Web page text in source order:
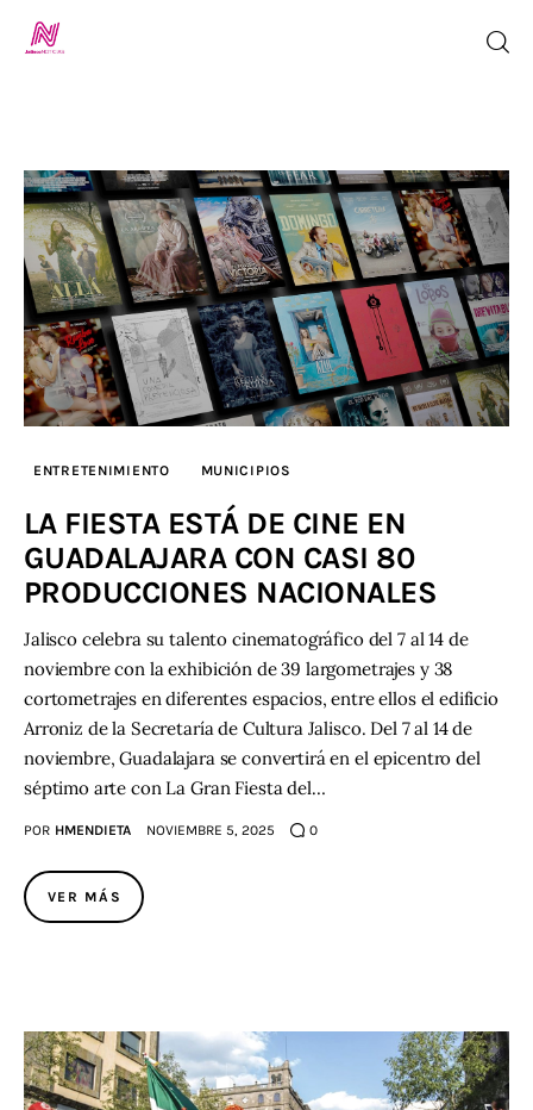
Inicio
TV en Vivo
Jalisco Noticias
Programación
Jalisco TV
Jalisco RADIO / En Vivo
Nosotros
Contacto
ENTRETENIMIENTO MUNICIPIOS
LA FIESTA ESTÁ DE CINE EN
GUADALAJARA CON CASI 80
PRODUCCIONES NACIONALES
Jalisco celebra su talento cinematográfico del 7 al 14 de
noviembre con la exhibición de 39 largometrajes y 38
cortometrajes en diferentes espacios, entre ellos el edificio
Arroniz de la Secretaría de Cultura Jalisco. Del 7 al 14 de
noviembre, Guadalajara se convertirá en el epicentro del
séptimo arte con La Gran Fiesta del…
POR HMENDIETA NOVIEMBRE 5, 2025 0
VER MÁS